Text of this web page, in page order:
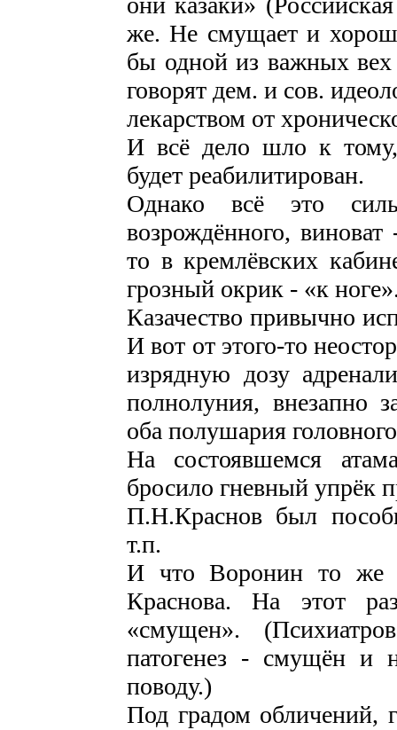
же. Не смущает и
бы одной из важных вех
говорят дем. и сов.
лекарством от
И всё дело шло к тому,
будет реабилитирован.
Однако всё это
возрождённого,
то в кремлёвских
грозный окрик - «к
Казачество привычно
И вот от этого-то
изрядную дозу
полнолуния, внезапно
оба полушария
На состоявшемся
бросило гневный упрёк
П.Н.Краснов был
т.п.
И что Воронин то же
Краснова. На этот
«смущен».
патогенез - смущён
поводу.)
Под градом обличений,